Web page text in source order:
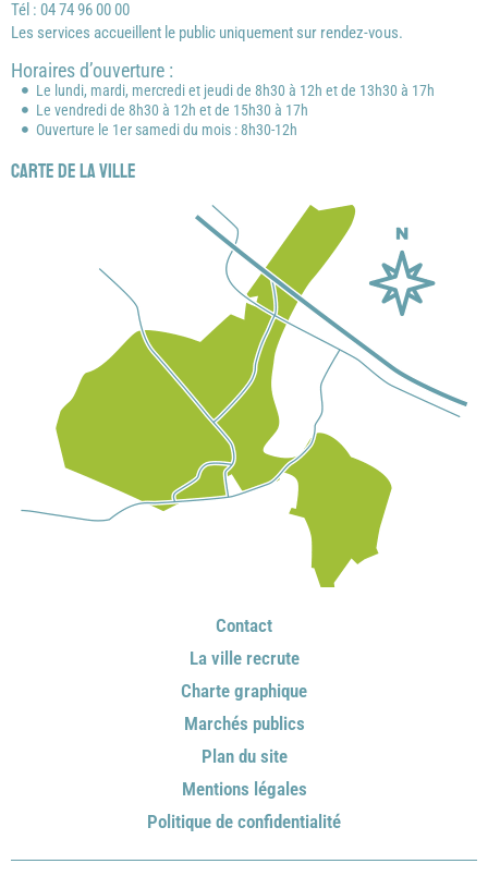
Tél : 04 74 96 00 00
Les services accueillent le public uniquement sur rendez-vous.
Horaires d’ouverture :
Le lundi, mardi, mercredi et jeudi de 8h30 à 12h et de 13h30 à 17h
Le vendredi de 8h30 à 12h et de 15h30 à 17h
Ouverture le 1er samedi du mois : 8h30-12h
Carte de la ville
Contact
La ville recrute
Charte graphique
Marchés publics
Plan du site
Mentions légales
Politique de confidentialité